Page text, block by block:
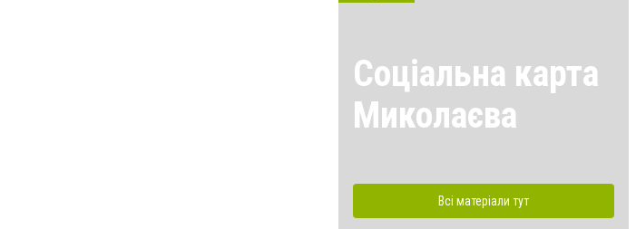
Соціальна карта
Миколаєва
Всі матеріали тут